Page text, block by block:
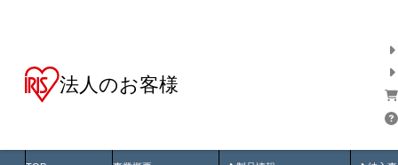
法人のお客様